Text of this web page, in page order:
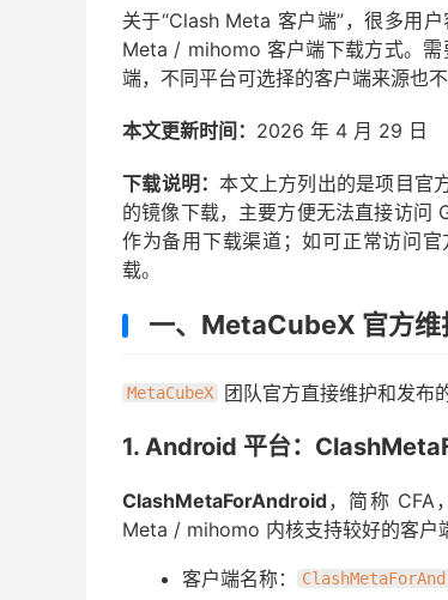
关于“Clash Meta 客户端”，很多用
Meta / mihomo 客户端下载方式。需
端，不同平台可选择的客户端来源也不
本文更新时间： 2026 年 4 月 29 日
下载说明：本文上方列出的是项目官
的镜像下载，主要方便无法直接访问
作为备用下载渠道；如可正常访问
载。
一、MetaCubeX 官方
MetaCubeX 团队官方直接维护和发布
1. Android 平台：
ClashMetaForAndroid，简称 CFA
Meta / mihomo 内核支持较好的客户
客户端名称：